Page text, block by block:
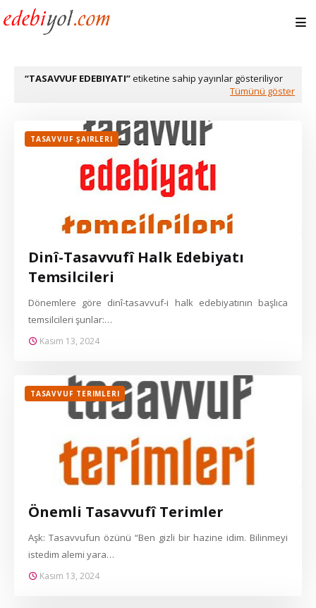
TASAVVUF EDEBIYATI etiketine sahip yayınlar gösteriliyor
Tümünü göster
TASAVVUF ŞAIRLERI
Dinî-Tasavvufî Halk Edebiyatı
Temsilcileri
Dönemlere göre dinî-tasavvuf-i halk edebiyatının başlıca
temsilcileri şunlar:…
Kasım 13, 2024
TASAVVUF TERIMLERI
Önemli Tasavvufî Terimler
Aşk: Tasavvufun özünü “Ben gizli bir hazine idim. Bilinmeyi
istedim alemi yara…
Kasım 13, 2024